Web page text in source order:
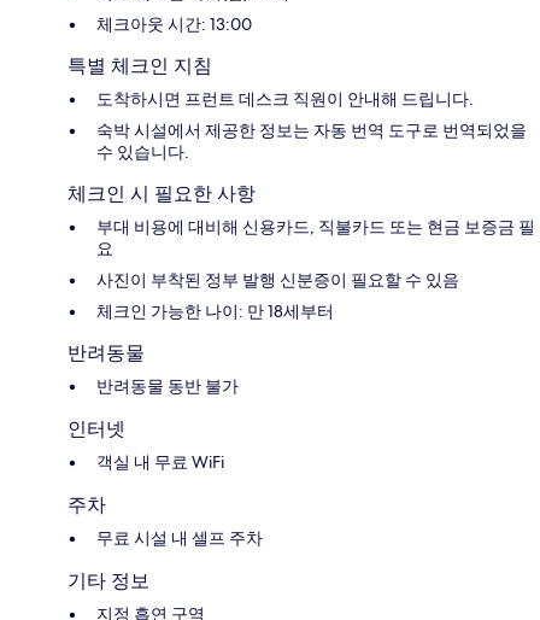
체크아웃 시간: 13:00
특별 체크인 지침
도착하시면 프런트 데스크 직원이 안내해 드립니다.
숙박 시설에서 제공한 정보는 자동 번역 도구로 번역되었을
수 있습니다.
체크인 시 필요한 사항
부대 비용에 대비해 신용카드, 직불카드 또는 현금 보증금 필
요
사진이 부착된 정부 발행 신분증이 필요할 수 있음
체크인 가능한 나이: 만 18세부터
반려동물
반려동물 동반 불가
인터넷
객실 내 무료 WiFi
주차
무료 시설 내 셀프 주차
기타 정보
지정 흡연 구역